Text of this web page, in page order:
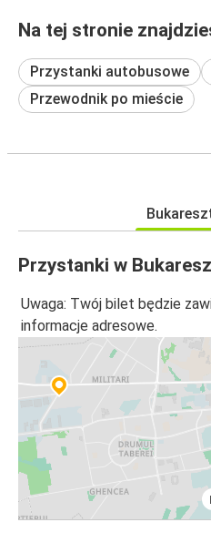
Na tej stronie
Przystanki autobusowe
Przewodnik po mieście
Przystanki w
Uwaga: Twój bilet będzie
informacje adresowe.